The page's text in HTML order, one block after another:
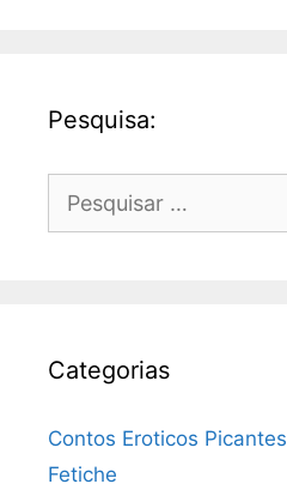
Pesquisa:
por:
Categorias
Contos Eroticos Picantes
Fetiche